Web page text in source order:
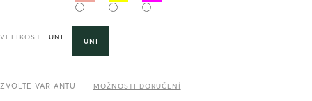
VELIKOST UNI UNI
ZVOLTE VARIANTU MOŽNOSTI DORUČENÍ